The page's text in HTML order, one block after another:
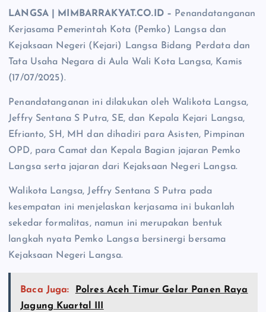
LANGSA | MIMBARRAKYAT.CO.ID – Penandatanganan
Kerjasama Pemerintah Kota (Pemko) Langsa dan
Kejaksaan Negeri (Kejari) Langsa Bidang Perdata dan
Tata Usaha Negara di Aula Wali Kota Langsa, Kamis
(17/07/2025).
Penandatanganan ini dilakukan oleh Walikota Langsa,
Jeffry Sentana S Putra, SE, dan Kepala Kejari Langsa,
Efrianto, SH, MH dan dihadiri para Asisten, Pimpinan
OPD, para Camat dan Kepala Bagian jajaran Pemko
Langsa serta jajaran dari Kejaksaan Negeri Langsa.
Walikota Langsa, Jeffry Sentana S Putra pada
kesempatan ini menjelaskan kerjasama ini bukanlah
sekedar formalitas, namun ini merupakan bentuk
langkah nyata Pemko Langsa bersinergi bersama
Kejaksaan Negeri Langsa.
Baca Juga:
Polres Aceh Timur Gelar Panen Raya
Jagung Kuartal III